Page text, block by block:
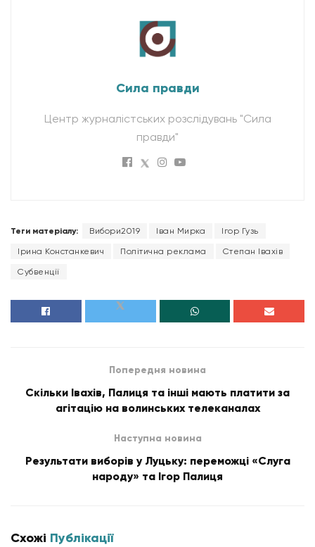
Сила правди
Центр журналістських розслідувань "Сила
правди"
Теги матеріалу: Вибори2019 Іван Мирка Ігор Гузь
Ірина Констанкевич Політична реклама Степан Івахів
Субвенції
Попередня новина
Скільки Івахів, Палиця та інші мають платити за
агітацію на волинських телеканалах
Наступна новина
Результати виборів у Луцьку: переможці «Слуга
народу» та Ігор Палиця
Схожі Публікації